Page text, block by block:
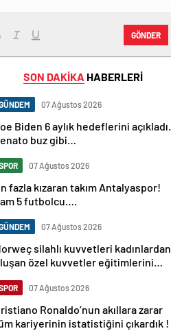
GÖNDER
SON DAKİKA HABERLERİ
07 Ağustos 2026
Biden 6 aylık hedeflerini açıkladı.
buz gibi…
07 Ağustos 2026
fazla kızaran takım Antalyaspor!
5 futbolcu….
07 Ağustos 2026
silahlı kuvvetleri kadınlardan
özel kuvvetler eğitimlerini
07 Ağustos 2026
Ronaldo’nun akıllara zarar
kariyerinin istatistiğini çıkardık !